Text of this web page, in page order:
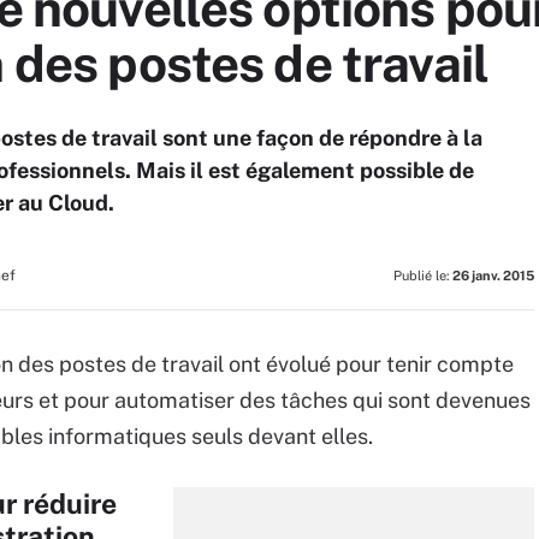
postes de travail
de travail sont une façon de répondre à la
Mais il est également possible de
au Cloud.
Publié le: 26 janv. 2015
des postes de travail ont évolué pour tenir compte
et pour automatiser des tâches qui sont devenues
informatiques seuls devant elles.
réduire